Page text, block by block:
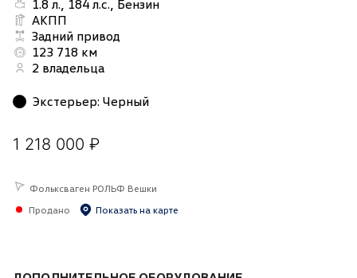
1.8 л., 184 л.с., Бензин
АКПП
Задний привод
123 718 км
2 владельца
Экстерьер: Черный
1 218 000 ₽
Фольксваген РОЛЬФ Вешки
Продано
Показать на карте